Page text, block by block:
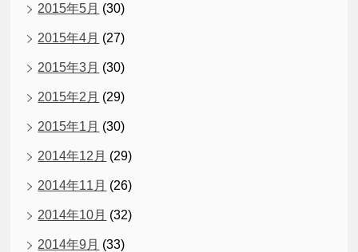
2015年5月 (30)
2015年4月 (27)
2015年3月 (30)
2015年2月 (29)
2015年1月 (30)
2014年12月 (29)
2014年11月 (26)
2014年10月 (32)
2014年9月 (33)